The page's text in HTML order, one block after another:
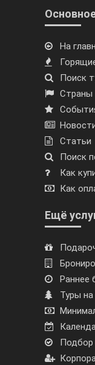
На
Поиск
Страны
Статьи
Поиск
Как
Как
Ещё
Раннее
Туры
Подбор